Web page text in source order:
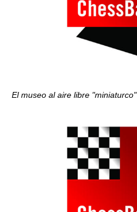
El museo al aire libre "miniaturco"